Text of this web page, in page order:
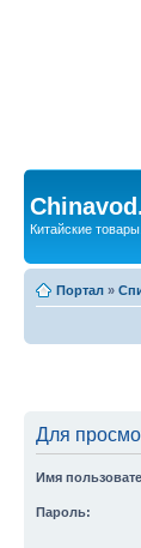
Китайские
Портал »
Для
Имя
Пароль: